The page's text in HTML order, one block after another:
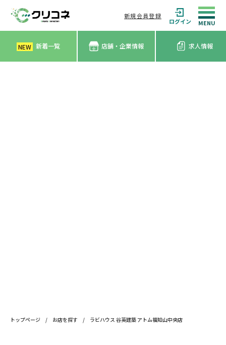
新規会員登録
ログイン
NEW 新着一覧 店舗・企業情報 求人情報
トップページ / お店を探す / ラビハウス 谷英建築 アトム福知山中央店